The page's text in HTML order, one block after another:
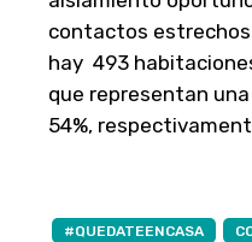
contactos
hay 493
que representan
54%,
#QUEDATEENCASA